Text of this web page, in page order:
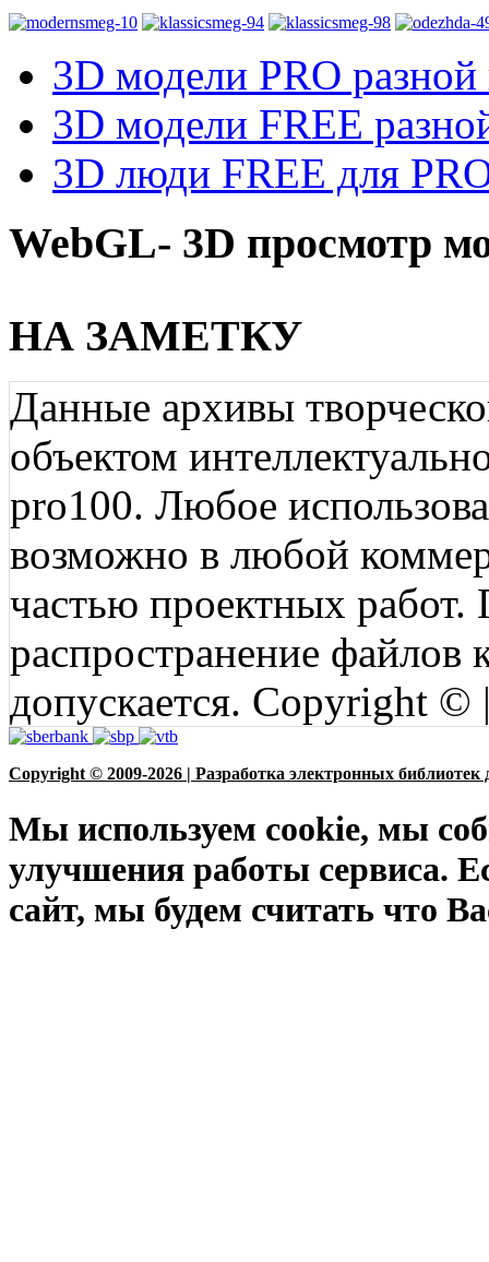
3D модели PRO разной
3D модели FREE
3D люди FREE для
WebGL- 3D просмотр
НА ЗАМЕТКУ
Данные архивы
объектом
pro100. Любое
возможно в любой
частью проектных
распространение файлов
допускается. Copyright
Copyright © 2009-2026 | Разработка электронных библиотек
Мы используем cookie, мы
улучшения работы сервиса.
сайт, мы будем считать что